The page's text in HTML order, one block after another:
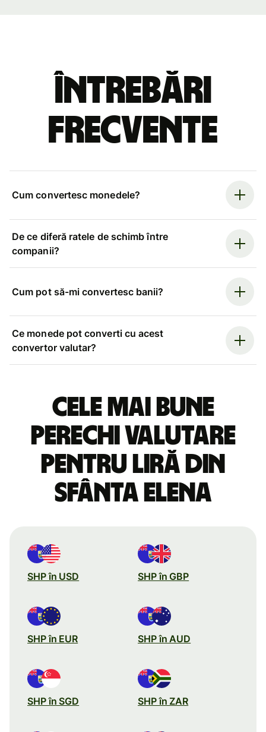
Întrebări
frecvente
Cum convertesc monedele?
De ce diferă ratele de schimb între
companii?
Cum pot să-mi convertesc banii?
Ce monede pot converti cu acest
convertor valutar?
Cele mai bune
perechi valutare
pentru liră din
Sfânta Elena
SHP în USD SHP în GBP
SHP în EUR SHP în AUD
SHP în SGD SHP în ZAR